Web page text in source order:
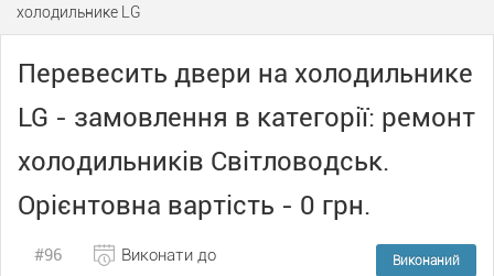
холодильнике LG
Перевесить двери на холодильнике
LG - замовлення в категорії: ремонт
холодильників Світловодськ.
Орієнтовна вартість - 0 грн.
#96 Виконаний
Виконати до